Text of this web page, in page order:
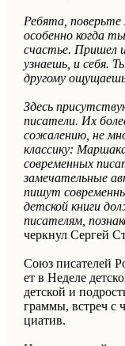
Ребята, поверьте
особенно когда
счастье. Пришел
узнаешь, и себя.
другому
Здесь
писатели. Их
сожалению, не
классику:
современных
замечательные
пишут
детской книги
писателям,
черк­нул Сер­гей
Союз пи­са­те­лей
ет в Неде­ле
дет­ской и
грам­мы, встреч с
ци­атив.